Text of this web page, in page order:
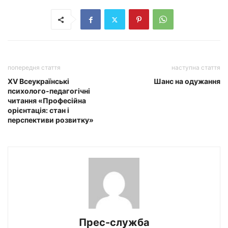
попередня стаття
ХV Всеукраїнські
психолого-педагогічні
читання «Професійна
орієнтація: стан і
перспективи розвитку»
наступна стаття
Шанс на одужання
Прес-служба